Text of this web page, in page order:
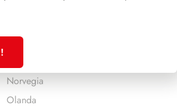
Monaco
Montenegro
Norvegia
Olanda